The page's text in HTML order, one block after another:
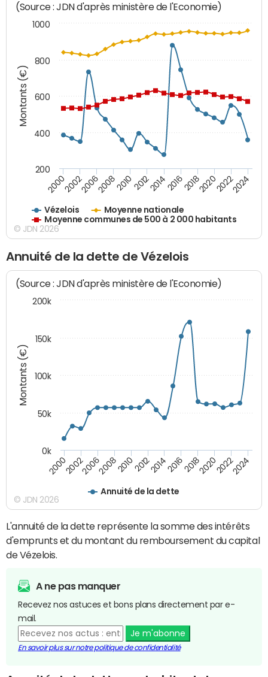
Montants (€)
(Source : JDN d'après ministère de l'Economie)
Vézelois
Moyenne nationale
Moyenne communes de 500 à 2 000 habitants
200020022006200820102012201420162018202020222024
200
400
600
800
1000
© JDN 2026
Annuité de la dette de Vézelois
Montants (€)
(Source : JDN d'après ministère de l'Economie)
Annuité de la dette
200020022006200820102012201420162018202020222024
0k
50k
100k
150k
200k
© JDN 2026
L'annuité de la dette représente la somme des intérêts
d'emprunts et du montant du remboursement du capital
de Vézelois.
A ne pas manquer
Recevez nos astuces et bons plans directement par e-
mail.
Je m'abonne
En savoir plus sur notre politique de confidentialité